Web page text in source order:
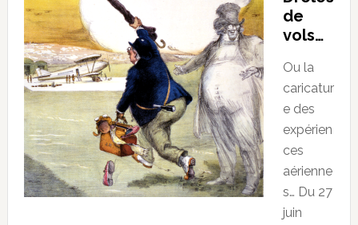
de
vols…
Ou la
caricatur
e des
expérien
ces
aérienne
s… Du 27
juin